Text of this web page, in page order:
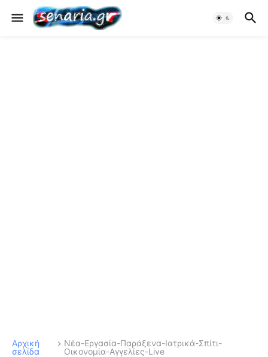
Αρχική
σελίδα
Νέα-Εργασία-Παράξενα-Ιατρικά-Σπίτι-
Οικονομία-Αγγελίες-Live